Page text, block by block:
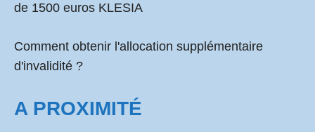
de 1500 euros KLESIA
Comment obtenir l'allocation supplémentaire
d'invalidité ?
A PROXIMITÉ